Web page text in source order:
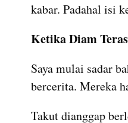
kabar. Padahal isi
Ketika Diam
Saya mulai sadar
bercerita. Mereka
Takut dianggap